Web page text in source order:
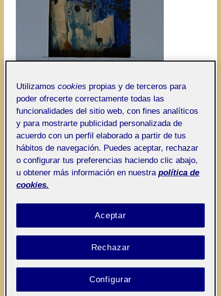
Utilizamoscookies propias y de terceros para
poder ofrecerte correctamente todas las
funcionalidades del sitio web, con fines analíticos
y para mostrarte publicidad personalizada de
acuerdo con un perfil elaborado a partir de tus
hábitos de navegación. Puedes aceptar, rechazar
o configurar tus preferencias haciendo clic abajo,
u obtener más información en nuestra política de
cookies.
Rechazar
Aceptar
Configurar